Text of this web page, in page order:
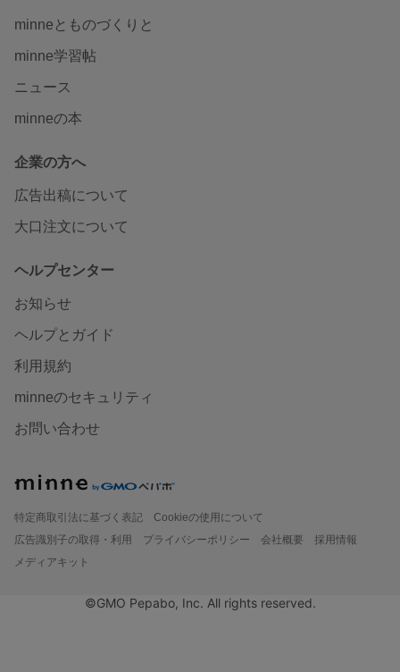
minneとものづくりと
minne学習帖
ニュース
minneの本
企業の方へ
広告出稿について
大口注文について
ヘルプセンター
お知らせ
ヘルプとガイド
利用規約
minneのセキュリティ
お問い合わせ
特定商取引法に基づく表記
Cookieの使用について
広告識別子の取得・利用
プライバシーポリシー 会社概要
採用情報
メディアキット
©GMO Pepabo, Inc. All rights reserved.